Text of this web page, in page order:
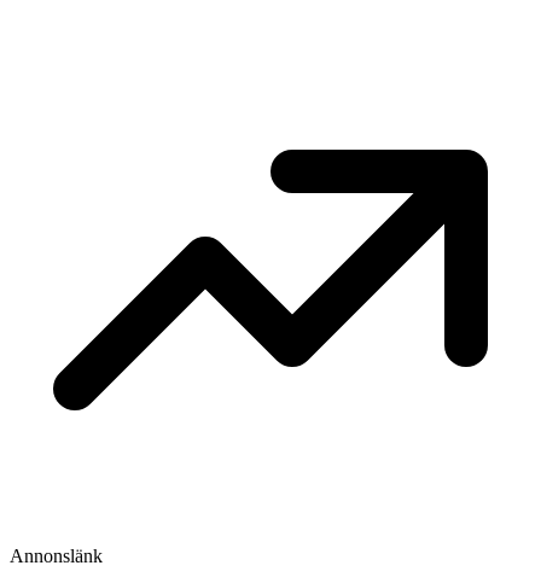
Annonslänk